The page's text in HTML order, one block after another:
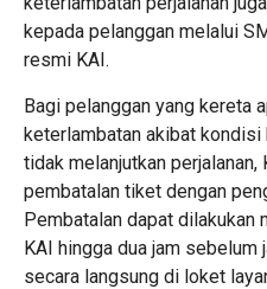
kepada pelanggan melalui
resmi KAI.
Bagi pelanggan yang kereta
keterlambatan akibat kondisi
tidak melanjutkan
pembatalan tiket dengan
Pembatalan dapat
KAI hingga dua jam sebelum
secara langsung di loket